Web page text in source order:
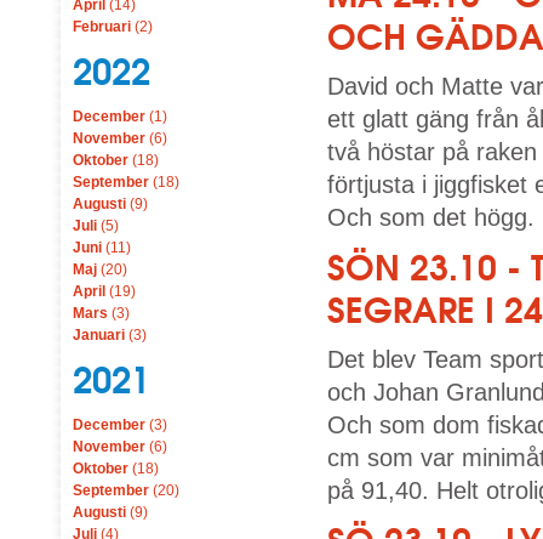
April (14)
Februari (2)
2022
December (1)
November (6)
Oktober (18)
September (18)
Augusti (9)
Juli (5)
Juni (11)
Maj (20)
April (19)
Mars (3)
Januari (3)
2021
December (3)
November (6)
Oktober (18)
September (20)
Augusti (9)
Juli (4)
OCH
David och Matte
ett glatt gäng från
två höstar på
förtjusta i jiggfisket
Och som det högg.
SÖN 23.10 -
SEGRARE I
Det blev Team
och Johan
Och som dom
cm som var
på 91,40. Helt